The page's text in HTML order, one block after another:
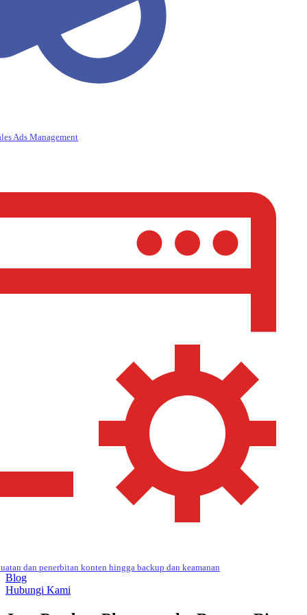
Ads Management
dan penerbitan konten hingga backup dan keamanan
Blog
Hubungi Kami